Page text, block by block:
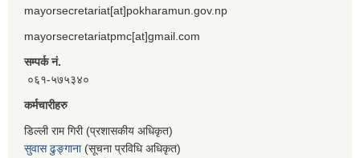
mayorsecretariat[at]pokharamun.gov.np
mayorsecretariatpmc[at]gmail.com
सम्पर्क नं.
०६१-५७५३४०
कर्मचारीहरु
डिल्ली राम गिरी (प्रशासकीय अधिकृत)
सुवास ढुङ्गाना(सूचना प्रविधि अधिकृत)